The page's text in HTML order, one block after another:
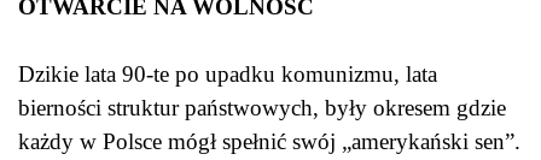
OTWARCIE NA WOLNOŚĆ
Dzikie lata 90-te po upadku komunizmu, lata
bierności struktur państwowych, były okresem gdzie
każdy w Polsce mógł spełnić swój „amerykański sen”.